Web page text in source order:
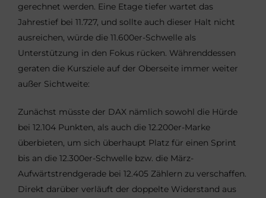
gerechnet werden. Eine Etage tiefer wartet das
Jahrestief bei 11.727, und sollte auch dieser Halt nicht
ausreichen, würde die 11.600er-Schwelle als
Unterstützung in den Fokus rücken. Währenddessen
geraten die Kursziele auf der Oberseite immer weiter
außer Sichtweite:
Zunächst müsste der DAX nämlich sowohl die Hürde
bei 12.104 Punkten, als auch die 12.200er-Marke
überbieten, um sich überhaupt Platz für einen Sprint
bis an die 12.300er-Schwelle bzw. die März-
Aufwärtstrendgerade bei 12.405 Zählern zu verschaffen.
Direkt darüber verläuft der doppelte Widerstand aus